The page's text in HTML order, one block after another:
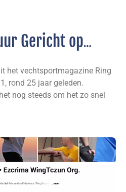
Gericht op
het vechtsportmagazine Ring
rond 25 jaar geleden.
nog steeds om het zo snel